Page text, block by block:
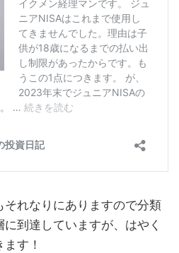
れなりにありますので分類
到達していますが、はやく
す！